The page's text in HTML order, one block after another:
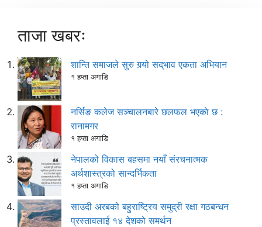
ताजा खबरः
शान्ति समाजले सुरु गर्‍यो सद्‌भाव एकता अभियान
१ हप्ता अगाडि
नर्सिङ कलेज सञ्चालनबारे छलफल भएकाे छ :
रानामगर
१ हप्ता अगाडि
नेपालको विकास बहसमा नयाँ संरचनात्मक
अर्थशास्त्रको सान्दर्भिकता
१ हप्ता अगाडि
साउदी अरबको बहुराष्ट्रिय समुद्री रक्षा गठबन्धन
प्रस्तावलाई १४ देशको समर्थन